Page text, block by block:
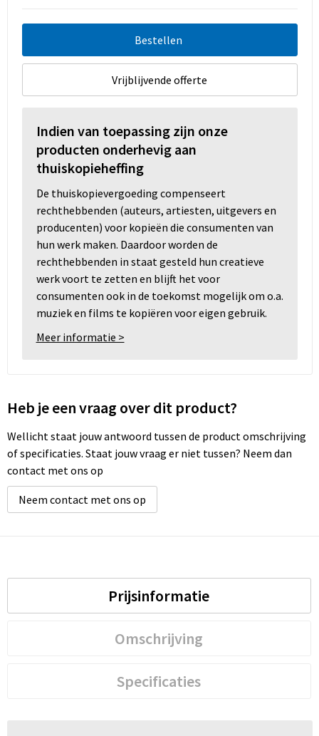
Bestellen
Vrijblijvende offerte
Indien van toepassing zijn onze
producten onderhevig aan
thuiskopieheffing
De thuiskopievergoeding compenseert
rechthebbenden (auteurs, artiesten, uitgevers en
producenten) voor kopieën die consumenten van
hun werk maken. Daardoor worden de
rechthebbenden in staat gesteld hun creatieve
werk voort te zetten en blijft het voor
consumenten ook in de toekomst mogelijk om o.a.
muziek en films te kopiëren voor eigen gebruik.
Meer informatie >
Heb je een vraag over dit product?
Wellicht staat jouw antwoord tussen de product omschrijving
of specificaties. Staat jouw vraag er niet tussen? Neem dan
contact met ons op
Neem contact met ons op
Prijsinformatie
Omschrijving
Specificaties